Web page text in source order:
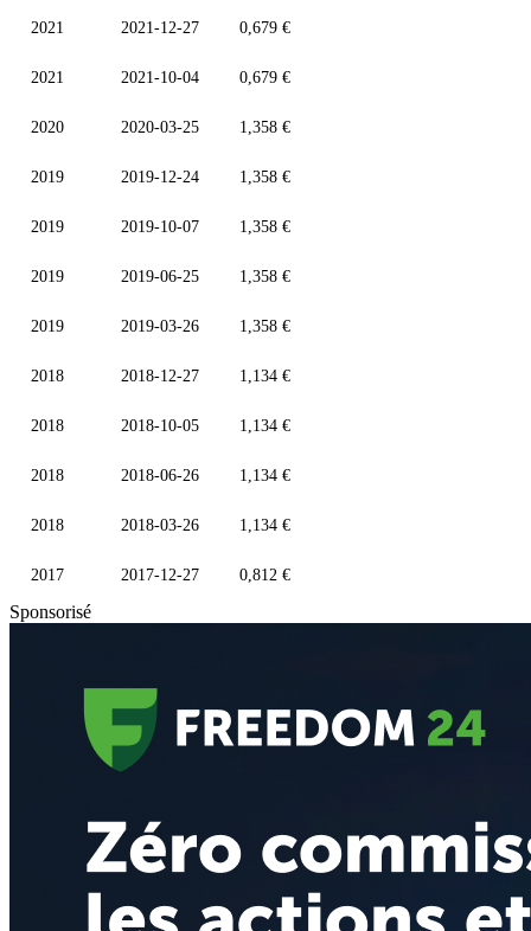
2021 2021-12-27 0,679 €
2021 2021-10-04 0,679 €
2020 2020-03-25 1,358 €
2019 2019-12-24 1,358 €
2019 2019-10-07 1,358 €
2019 2019-06-25 1,358 €
2019 2019-03-26 1,358 €
2018 2018-12-27 1,134 €
2018 2018-10-05 1,134 €
2018 2018-06-26 1,134 €
2018 2018-03-26 1,134 €
2017 2017-12-27 0,812 €
Sponsorisé